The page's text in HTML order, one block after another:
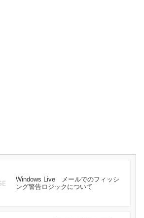
Windows Live メールでのフィッシ
ング警告ロジックについて